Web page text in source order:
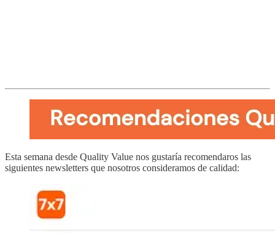
Esta semana desde Quality Value nos gustaría recomendaros las
siguientes newsletters que nosotros consideramos de calidad: